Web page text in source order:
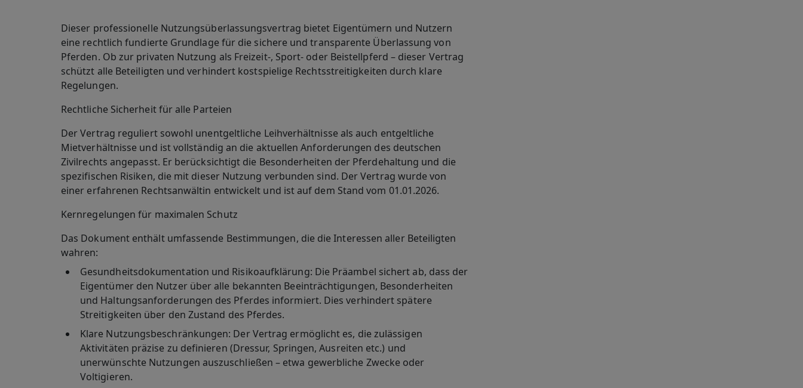
Dieser professionelle Nutzungsüberlassungsvertrag bietet Eigentümern und Nutzern
eine rechtlich fundierte Grundlage für die sichere und transparente Überlassung von
Pferden. Ob zur privaten Nutzung als Freizeit-, Sport- oder Beistellpferd – dieser Vertrag
schützt alle Beteiligten und verhindert kostspielige Rechtsstreitigkeiten durch klare
Regelungen.
Rechtliche Sicherheit für alle Parteien
Der Vertrag reguliert sowohl unentgeltliche Leihverhältnisse als auch entgeltliche
Mietverhältnisse und ist vollständig an die aktuellen Anforderungen des deutschen
Zivilrechts angepasst. Er berücksichtigt die Besonderheiten der Pferdehaltung und die
spezifischen Risiken, die mit dieser Nutzung verbunden sind. Der Vertrag wurde von
einer erfahrenen Rechtsanwältin entwickelt und ist auf dem Stand vom 01.01.2026.
Kernregelungen für maximalen Schutz
Das Dokument enthält umfassende Bestimmungen, die die Interessen aller Beteiligten
wahren:
Gesundheitsdokumentation und Risikoaufklärung: Die Präambel sichert ab, dass der
Eigentümer den Nutzer über alle bekannten Beeinträchtigungen, Besonderheiten
und Haltungsanforderungen des Pferdes informiert. Dies verhindert spätere
Streitigkeiten über den Zustand des Pferdes.
Klare Nutzungsbeschränkungen: Der Vertrag ermöglicht es, die zulässigen
Aktivitäten präzise zu definieren (Dressur, Springen, Ausreiten etc.) und
unerwünschte Nutzungen auszuschließen – etwa gewerbliche Zwecke oder
Voltigieren.